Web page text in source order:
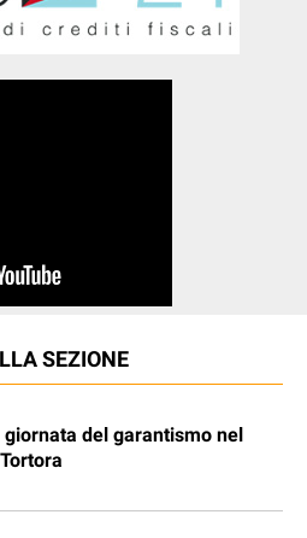
SEZIONE
giornata del garantismo nel